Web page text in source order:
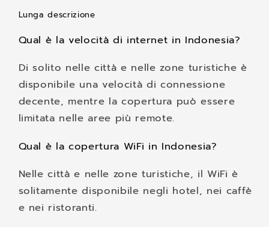
Lunga descrizione
Qual è la velocità di internet in Indonesia?
Di solito nelle città e nelle zone turistiche è
disponibile una velocità di connessione
decente, mentre la copertura può essere
limitata nelle aree più remote.
Qual è la copertura WiFi in Indonesia?
Nelle città e nelle zone turistiche, il WiFi è
solitamente disponibile negli hotel, nei caffè
e nei ristoranti.